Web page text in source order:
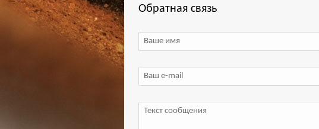
Обратная связь